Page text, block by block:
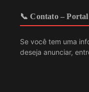
📞 Contato –
Se você tem uma
deseja anunciar,